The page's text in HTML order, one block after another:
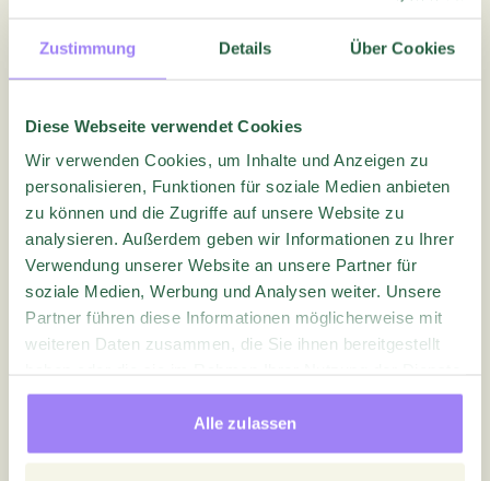
Zustimmung Details Über Cookies
Diese Webseite verwendet Cookies
Wir verwenden Cookies, um Inhalte und Anzeigen zu
personalisieren, Funktionen für soziale Medien anbieten
zu können und die Zugriffe auf unsere Website zu
analysieren. Außerdem geben wir Informationen zu Ihrer
Verwendung unserer Website an unsere Partner für
soziale Medien, Werbung und Analysen weiter. Unsere
Partner führen diese Informationen möglicherweise mit
weiteren Daten zusammen, die Sie ihnen bereitgestellt
gesammelt haben.
Alle zulassen
People Matter – get their insights